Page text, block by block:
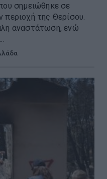
σημειώθηκε σε
περιοχή της Θερίσου.
αναστάτωση, ενώ